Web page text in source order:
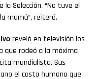
Selección. “No tuve el
mamá”, reiteró.
reveló en televisión los
rodeó a la máxima
mundialista. Sus
el costo humano que